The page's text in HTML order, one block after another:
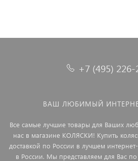
+7 (495)
ВАШ ЛЮБИМЫЙ
Все самые лучшие товары для Ваших
нас в магазине КОЛЯСКИ! Купить
доставкой по России в лучшем
в России. Мы представляем для Вас